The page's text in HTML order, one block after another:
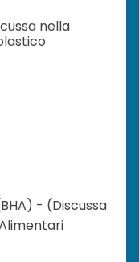
nella
- (Discussa